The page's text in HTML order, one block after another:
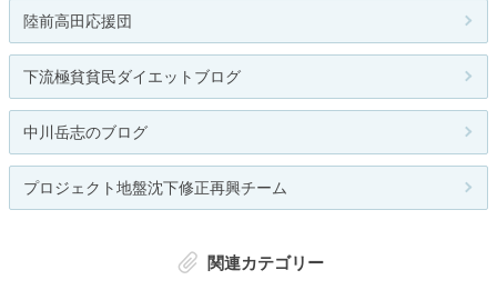
陸前高田応援団
下流極貧貧民ダイエットブログ
中川岳志のブログ
プロジェクト地盤沈下修正再興チーム
関連カテゴリー